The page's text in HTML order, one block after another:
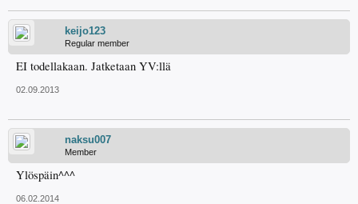
keijo123
Regular member
EI todellakaan. Jatketaan YV:llä
02.09.2013
naksu007
Member
Ylöspäin^^^
06.02.2014